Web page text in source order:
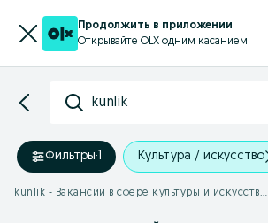
Продолжить в приложении
Открывайте OLX одним касанием
kunlik
Фильтры·1 Культура / искусство
kunlik - Вакансии в сфере культуры и искусства в Узбекистане